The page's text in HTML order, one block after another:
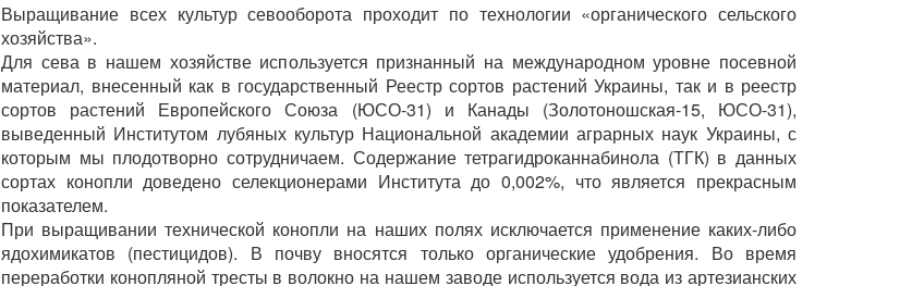
Выращивание всех культур севооборота проходит по технологии «органического сельского
хозяйства».
Для сева в нашем хозяйстве используется признанный на международном уровне посевной
материал, внесенный как в государственный Реестр сортов растений Украины, так и в реестр
сортов растений Европейского Союза (ЮСО-31) и Канады (Золотоношская-15, ЮСО-31),
выведенный Институтом лубяных культур Национальной академии аграрных наук Украины, с
которым мы плодотворно сотрудничаем. Содержание тетрагидроканнабинола (ТГК) в данных
сортах конопли доведено селекционерами Института до 0,002%, что является прекрасным
показателем.
При выращивании технической конопли на наших полях исключается применение каких-либо
ядохимикатов (пестицидов). В почву вносятся только органические удобрения. Во время
переработки конопляной тресты в волокно на нашем заводе используется вода из артезианских